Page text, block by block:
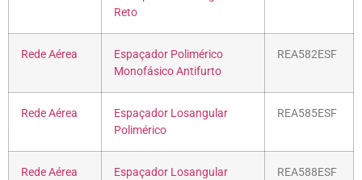
Reto
Rede Aérea
Espaçador Polimérico
Monofásico Antifurto
REA582ESF
Rede Aérea
Espaçador Losangular
Polimérico
REA585ESF
Rede Aérea
Espaçador Losangular
REA588ESF